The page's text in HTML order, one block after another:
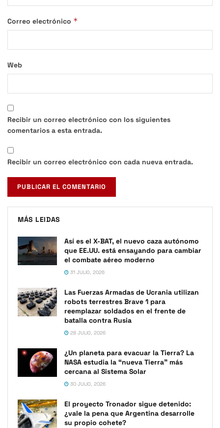
Correo electrónico *
Web
Recibir un correo electrónico con los siguientes
comentarios a esta entrada.
Recibir un correo electrónico con cada nueva entrada.
MÁS LEIDAS
Así es el X-BAT, el nuevo caza autónomo
que EE.UU. está ensayando para cambiar
el combate aéreo moderno
31 JULIO, 2026
Las Fuerzas Armadas de Ucrania utilizan
robots terrestres Brave 1 para
reemplazar soldados en el frente de
batalla contra Rusia
28 JULIO, 2026
¿Un planeta para evacuar la Tierra? La
NASA estudia la “nueva Tierra” más
cercana al Sistema Solar
30 JULIO, 2026
El proyecto Tronador sigue detenido:
¿vale la pena que Argentina desarrolle
su propio cohete?